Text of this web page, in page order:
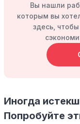
Вы нашли
которым вы
здесь,
Иногда
Попробуйте